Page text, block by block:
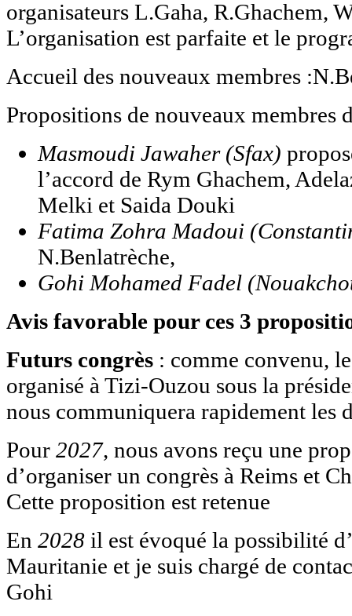
organisateurs L.Gaha, R.Ghachem,
L’organisation est parfaite et le
Accueil des nouveaux membres
Propositions de nouveaux membres
Masmoudi Jawaher (Sfax)
l’accord de Rym Ghachem,
Melki et Saida Douki
Fatima Zohra Madoui
N.Benlatrèche,
Gohi Mohamed Fadel
Avis favorable pour ces 3
Futurs congrès : comme convenu,
organisé à Tizi-Ouzou sous la
nous communiquera rapidement les
Pour 2027, nous avons reçu une
d’organiser un congrès à Reims et
Cette proposition est retenue
En 2028 il est évoqué la possibilité
Mauritanie et je suis chargé de
Gohi